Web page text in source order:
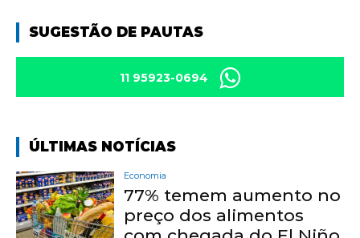
SUGESTÃO DE PAUTAS
11 95923-0694
ÚLTIMAS NOTÍCIAS
Economia
77% temem aumento no
preço dos alimentos